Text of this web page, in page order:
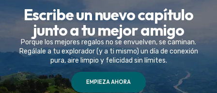
Escribe un nuevo capítulo
junto a tu mejor amigo
Porque los mejores regalos no se envuelven, se caminan.
Regálale a tu explorador (y a ti mismo) un día de conexión
pura, aire limpio y felicidad sin límites.
EMPIEZA AHORA